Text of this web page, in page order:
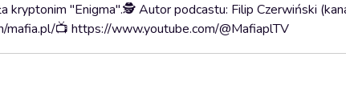
kryptonim "Enigma".🕵️ Autor podcastu: Filip Czerwiński
mafia.pl/📺 https://www.youtube.com/@MafiaplTV